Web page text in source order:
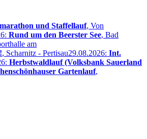
und Staffellauf, Von
Rund um den Beerster See, Bad
am
, Scharnitz - Pertisau29.08.2026: Int.
Herbstwaldlauf (Volksbank Sauerland
Gartenlauf,